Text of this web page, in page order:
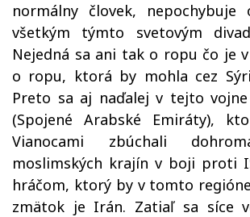
normálny človek,
všetkým týmto svetovým
Nejedná sa ani tak o ropu čo je
o ropu, ktorá by mohla cez
Preto sa aj naďalej v tejto vojne
(Spojené Arabské Emiráty),
Vianocami zbúchali
moslimských krajín v boji proti
hráčom, ktorý by v tomto
zmätok je Irán. Zatiaľ sa síce